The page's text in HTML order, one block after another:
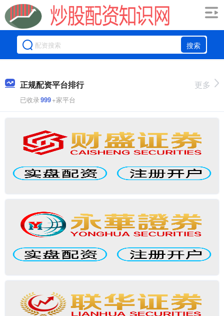
搜索
正规配资平台排行
已收录999+家平台
更多